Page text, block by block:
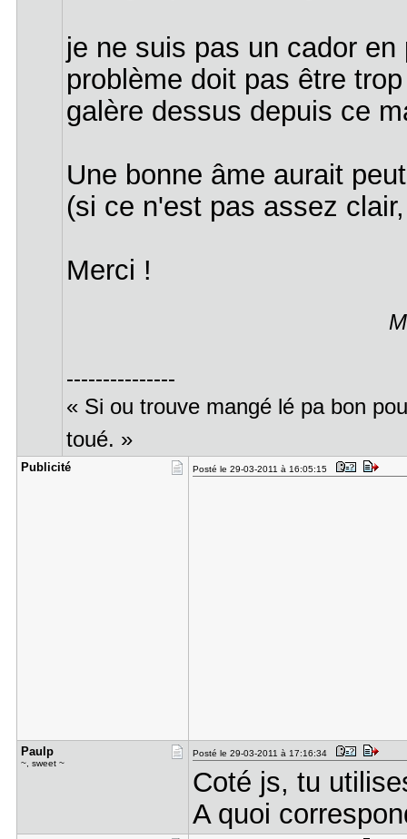
je ne suis pas un cador
problème doit pas être
galère dessus depuis ce
Une bonne âme aurait
(si ce n'est pas assez
Merci !
---------------
« Si ou trouve mangé lé pa bon
toué. »
Publicité Posté le 29-03-2011 à 16:05:15
Paulp
~, sweet ~
Posté le 29-03-2011 à 17:16:34
Coté js, tu
A quoi